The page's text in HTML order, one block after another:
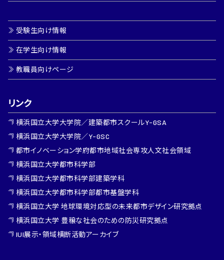
受験生向け情報
在学生向け情報
教職員向けページ
リンク
横浜国立大学大学院／建築都市スクールY-GSA
横浜国立大学大学院／Y-GSC
都市イノベーション学府都市地域社会専攻人文社会領域
横浜国立大学都市科学部
横浜国立大学都市科学部建築学科
横浜国立大学都市科学部都市基盤学科
横浜国立大学 地球環境対応型の未来都市デザイン研究拠点
横浜国立大学 豊穣な社会のための防災研究拠点
IUI展示・領域横断活動アーカイブ